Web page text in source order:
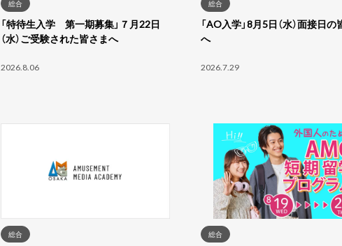
総合
「特待生入学 第一期募集」７月22日
（水）ご受験された皆さまへ
2026.8.06
総合
「AO入学」8月5日（水）面接日
へ
2026.7.29
総合 総合